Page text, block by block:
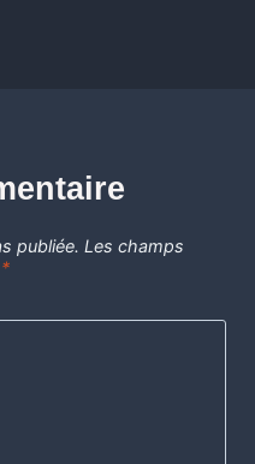
publiée. Les champs
*